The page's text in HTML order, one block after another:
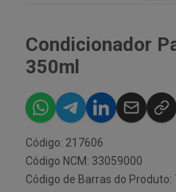
Condicionador
350ml
Código: 217606
Código NCM: 33059000
Código de Barras do